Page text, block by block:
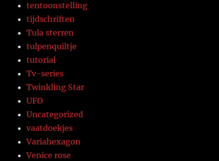
tentoonstelling
tijdschriften
Tula sterren
tulpenquiltje
tutorial
Tv-series
Twinkling Star
UFO
Uncategorized
vaatdoekjes
Variahexagon
Venice rose